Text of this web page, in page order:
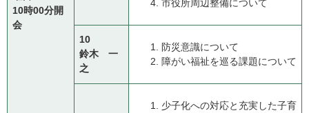
10時00分開
会
市役所周辺整備について
10
鈴木 一
之
防災意識について
障がい福祉を巡る課題について
少子化への対応と充実した子育